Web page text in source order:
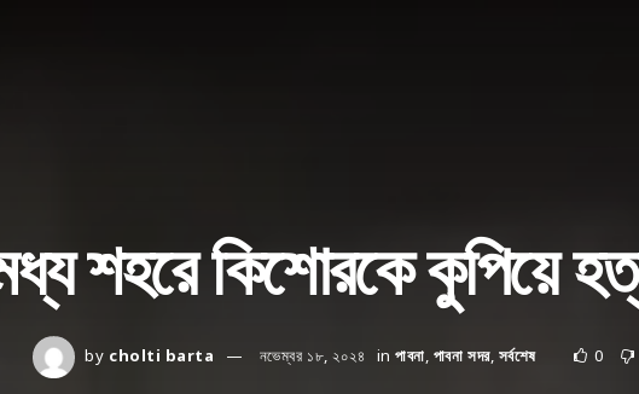
শহরে কিশোরকে কুপিয়ে
by cholti barta নভেম্বর ১৮, ২০২৪ in পাবনা, পাবনা সদর, সর্বশেষ 0